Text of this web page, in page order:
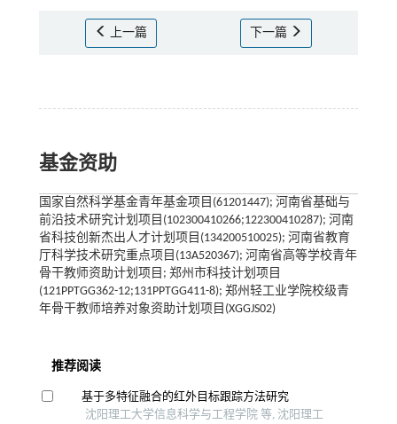
上一篇 下一篇
基金资助
国家自然科学基金青年基金项目(61201447); 河南省基础与
前沿技术研究计划项目(102300410266;122300410287); 河南
省科技创新杰出人才计划项目(134200510025); 河南省教育
厅科学技术研究重点项目(13A520367); 河南省高等学校青年
骨干教师资助计划项目; 郑州市科技计划项目
(121PPTGG362-12;131PPTGG411-8); 郑州轻工业学院校级青
年骨干教师培养对象资助计划项目(XGGJS02)